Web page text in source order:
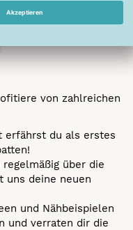
von zahlreichen
erfährst du als erstes
über die
uns deine neuen
und Nähbeispielen
und verraten dir die